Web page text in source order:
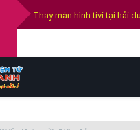
Thay màn hình tivi Samsung